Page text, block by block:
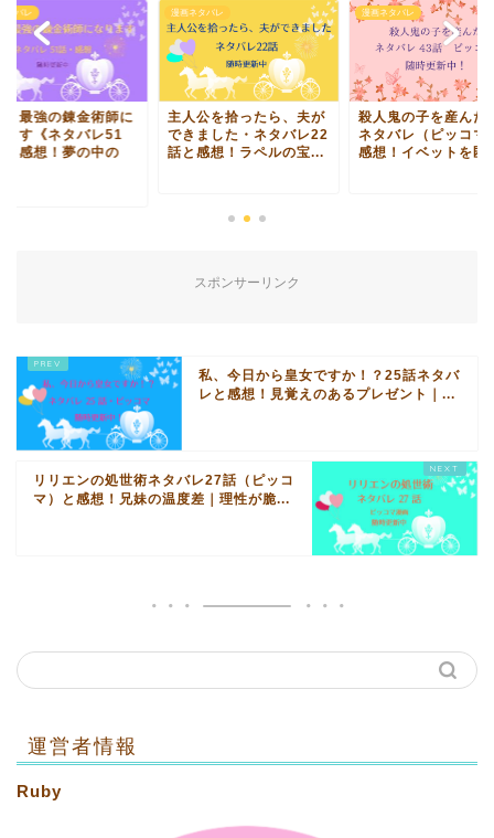
タバレ
、最強の錬金術師に
ます《ネタバレ51
と感想！夢の中の
漫画ネタバレ
主人公を拾ったら、夫が
できました・ネタバレ22
話と感想！ラペルの宝...
漫画ネタバレ
殺人鬼の子を産んだ
ネタバレ（ピッコマ
感想！イベットを匿
スポンサーリンク
私、今日から皇女ですか！？25話ネタバ
レと感想！見覚えのあるプレゼント｜...
リリエンの処世術ネタバレ27話（ピッコ
マ）と感想！兄妹の温度差｜理性が脆...
運営者情報
Ruby